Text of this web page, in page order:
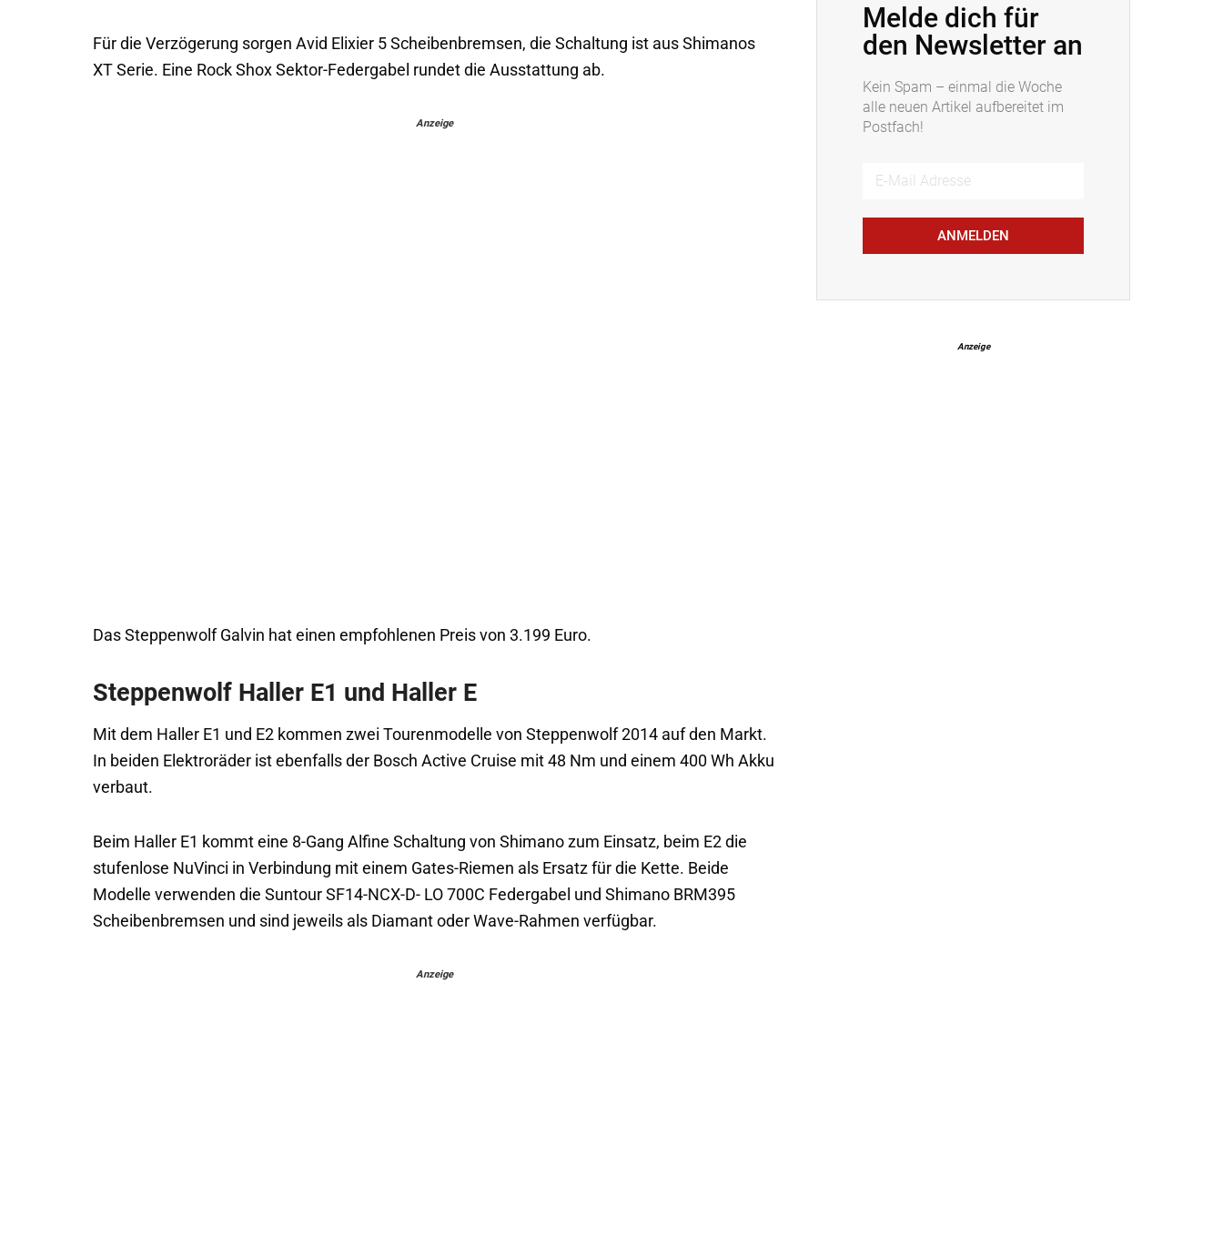
Für die Verzögerung sorgen Avid Elixier 5 Scheibenbremsen, die Schaltung ist aus Shimanos
XT Serie. Eine Rock Shox Sektor-Federgabel rundet die Ausstattung ab.
Anzeige
Das Steppenwolf Galvin hat einen empfohlenen Preis von 3.199 Euro.
Steppenwolf Haller E1 und Haller E
Mit dem Haller E1 und E2 kommen zwei Tourenmodelle von Steppenwolf 2014 auf den Markt.
In beiden Elektroräder ist ebenfalls der Bosch Active Cruise mit 48 Nm und einem 400 Wh Akku
verbaut.
Beim Haller E1 kommt eine 8-Gang Alfine Schaltung von Shimano zum Einsatz, beim E2 die
stufenlose NuVinci in Verbindung mit einem Gates-Riemen als Ersatz für die Kette. Beide
Modelle verwenden die Suntour SF14-NCX-D- LO 700C Federgabel und Shimano BRM395
Scheibenbremsen und sind jeweils als Diamant oder Wave-Rahmen verfügbar.
Anzeige
Melde dich für
den Newsletter an
Kein Spam – einmal die Woche
alle neuen Artikel aufbereitet im
Postfach!
ANMELDEN
Anzeige